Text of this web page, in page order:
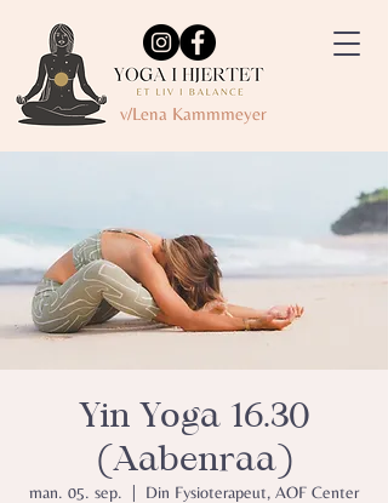
v/Lena Kammmeyer
Yin Yoga 16.30
(Aabenraa)
man. 05. sep.
Din Fysioterapeut, AOF Center